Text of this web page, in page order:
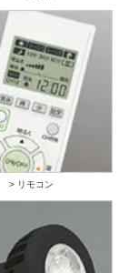
> リモコン